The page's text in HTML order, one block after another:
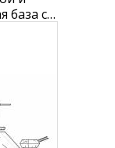
база с